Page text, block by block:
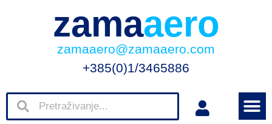
zamaaero
zamaaero@zamaaero.com
+385(0)1/3465886